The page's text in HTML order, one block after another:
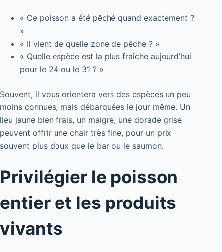
« Ce poisson a été pêché quand exactement ?
»
« Il vient de quelle zone de pêche ? »
« Quelle espèce est la plus fraîche aujourd’hui
pour le 24 ou le 31 ? »
Souvent, il vous orientera vers des espèces un peu
moins connues, mais débarquées le jour même. Un
lieu jaune bien frais, un maigre, une dorade grise
peuvent offrir une chair très fine, pour un prix
souvent plus doux que le bar ou le saumon.
Privilégier le poisson
entier et les produits
vivants